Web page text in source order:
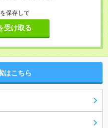
保存して
受け取る
はこちら